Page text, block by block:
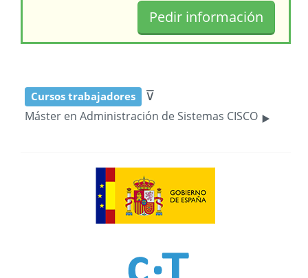
Cursos trabajadores ⊽
Máster en Administración de Sistemas CISCO ‣